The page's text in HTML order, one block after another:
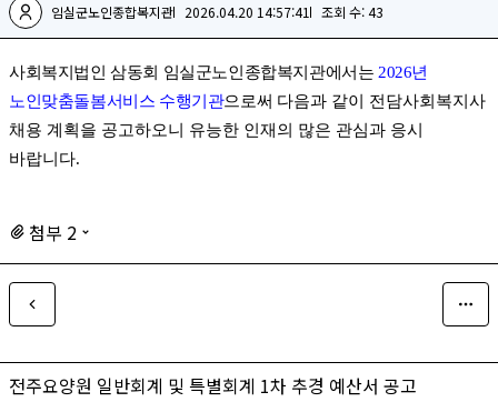
임실군노인종합복지관 2026.04.20 14:57:41 조회 수: 43
사회복지법인 삼동회 임실군노인종합복지관에서는 2026년
노인맞춤돌봄서비스 수행기관으로써 다음과 같이 전담사회복지사
채용 계획을 공고하오니 유능한 인재의 많은 관심과 응시
바랍니다.
첨부 2
전주요양원 일반회계 및 특별회계 1차 추경 예산서 공고